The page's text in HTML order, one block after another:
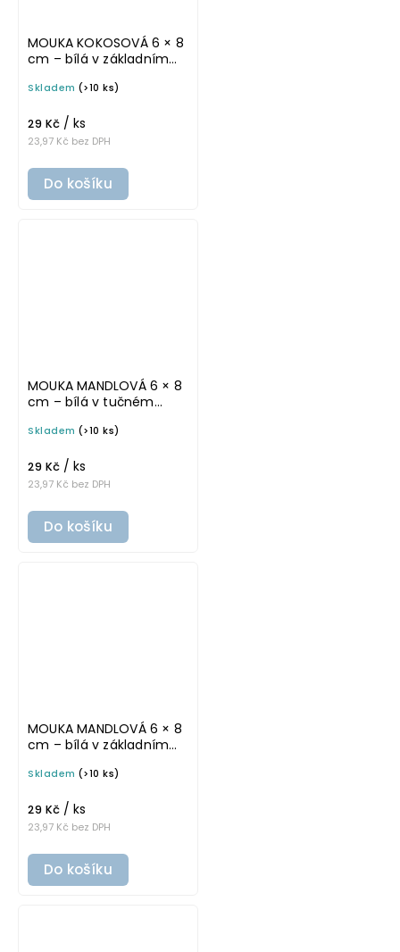
MOUKA KOKOSOVÁ 6 × 8
cm – bílá v základním
samolepka na
Skladem (>10 ks)
23,97 Kč bez DPH
29 Kč / ks
Do košíku
MOUKA MANDLOVÁ 6 × 8
cm – bílá v tučném
samolepka na
Skladem (>10 ks)
23,97 Kč bez DPH
29 Kč / ks
Do košíku
MOUKA MANDLOVÁ 6 × 8
cm – bílá v základním
samolepka na
Skladem (>10 ks)
23,97 Kč bez DPH
29 Kč / ks
Do košíku